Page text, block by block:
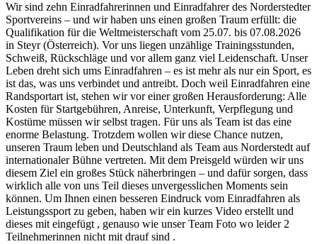
Wir sind zehn Einradfahrerinnen und Einradfahrer des Norderstedter
Sportvereins – und wir haben uns einen großen Traum erfüllt: die
Qualifikation für die Weltmeisterschaft vom 25.07. bis 07.08.2026
in Steyr (Österreich). Vor uns liegen unzählige Trainingsstunden,
Schweiß, Rückschläge und vor allem ganz viel Leidenschaft. Unser
Leben dreht sich ums Einradfahren – es ist mehr als nur ein Sport, es
ist das, was uns verbindet und antreibt. Doch weil Einradfahren eine
Randsportart ist, stehen wir vor einer großen Herausforderung: Alle
Kosten für Startgebühren, Anreise, Unterkunft, Verpflegung und
Kostüme müssen wir selbst tragen. Für uns als Team ist das eine
enorme Belastung. Trotzdem wollen wir diese Chance nutzen,
unseren Traum leben und Deutschland als Team aus Norderstedt auf
internationaler Bühne vertreten. Mit dem Preisgeld würden wir uns
diesem Ziel ein großes Stück näherbringen – und dafür sorgen, dass
wirklich alle von uns Teil dieses unvergesslichen Moments sein
können. Um Ihnen einen besseren Eindruck vom Einradfahren als
Leistungssport zu geben, haben wir ein kurzes Video erstellt und
dieses mit eingefügt , genauso wie unser Team Foto wo leider 2
Teilnehmerinnen nicht mit drauf sind .